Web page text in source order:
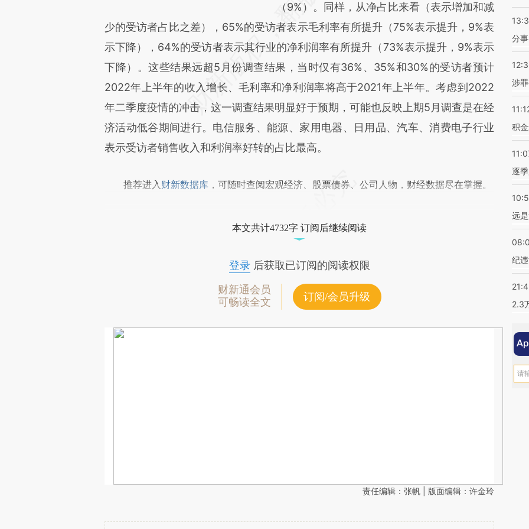
（9%）。同样，从净占比来看（表示增加和减
少的受访者占比之差），65%的受访者表示毛利率有所提升（75%表示提升，9%表
示下降），64%的受访者表示其行业的净利润率有所提升（73%表示提升，9%表示
下降）。这些结果远超5月份调查结果，当时仅有36%、35%和30%的受访者预计
2022年上半年的收入增长、毛利率和净利润率将高于2021年上半年。考虑到2022
年二季度疫情的冲击，这一调查结果明显好于预期，可能也反映上期5月调查是在经
济活动低谷期间进行。电信服务、能源、家用电器、日用品、汽车、消费电子行业
表示受访者销售收入和利润率好转的占比最高。
推荐进入 财新数据库 ，可随时查阅宏观经济、股票债券、公司人物，财经数据尽在掌握。
本文共计4732字 订阅后继续阅读
登录后获取已订阅的阅读权限
财新通会员
可畅读全文
订阅/会员升级
责任编辑：张帆 | 版面编辑：许金玲
分
涉
积
逐
远
纪
2.3